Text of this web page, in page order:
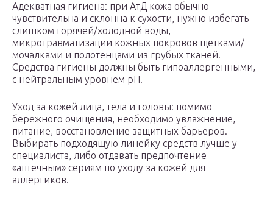
Адекватная гигиена: при АтД кожа обычно
чувствительна и склонна к сухости, нужно избегать
слишком горячей/холодной воды,
микротравматизации кожных покровов щетками/
мочалками и полотенцами из грубых тканей.
Средства гигиены должны быть гипоаллергенными,
с нейтральным уровнем рH.
Уход за кожей лица, тела и головы: помимо
бережного очищения, необходимо увлажнение,
питание, восстановление защитных барьеров.
Выбирать подходящую линейку средств лучше у
специалиста, либо отдавать предпочтение
«аптечным» сериям по уходу за кожей для
аллергиков.